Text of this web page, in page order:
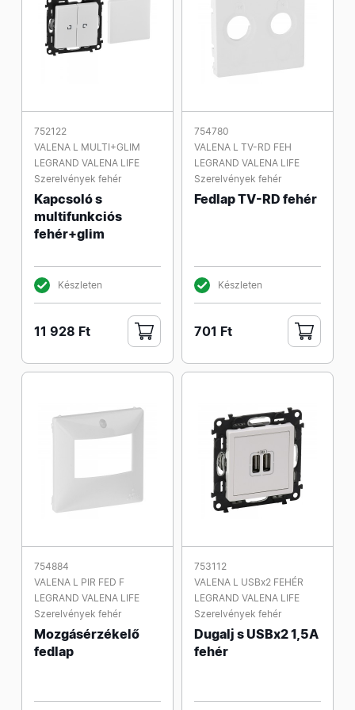
752122
VALENA L MULTI+GLIM
LEGRAND VALENA LIFE
Szerelvények fehér
Kapcsoló s
multifunkciós
fehér+glim
Készleten
11 928 Ft
754780
VALENA L TV-RD FEH
LEGRAND VALENA LIFE
Szerelvények fehér
Fedlap TV-RD fehér
Készleten
701 Ft
754884
VALENA L PIR FED F
LEGRAND VALENA LIFE
Szerelvények fehér
Mozgásérzékelő
fedlap
753112
VALENA L USBx2 FEHÉR
LEGRAND VALENA LIFE
Szerelvények fehér
Dugalj s USBx2 1,5A
fehér